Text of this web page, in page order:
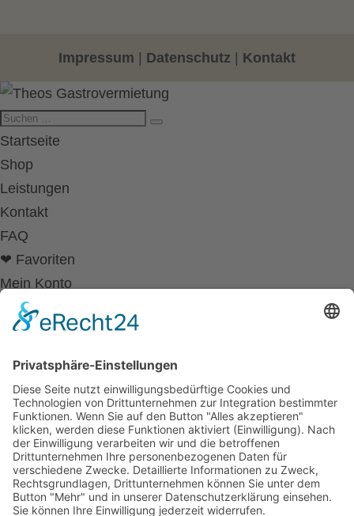
Impressum Datenschutz Kontakt
Startseite
Shop
Leistungen
Kontakt
FAQ
❤ Favoriten
Mein Konto
Betriebsferien
Wir befinden uns vom
19.12.2025 bis einschließlich 07.01.2026
in unseren Betriebsferien.
In dieser Zeit werden Anfragen